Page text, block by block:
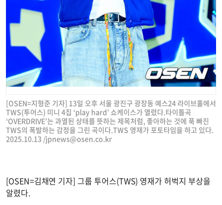
[OSEN=지형준 기자] 13일 오후 서울 광진구 광장동 예스24 라이브홀에서
TWS(투어스) 미니 4집 ‘play hard’ 쇼케이스가 열렸다.타이틀곡
‘OVERDRIVE’는 과열된 상태를 뜻하는 제목처럼, 좋아하는 것에 푹 빠진
TWS의 폭발하는 감정을 그린 곡이다.TWS 영재가 포토타임을 하고 있다.
2025.10.13 /jpnews@osen.co.kr
[OSEN=김채연 기자] 그룹 투어스(TWS) 영재가 허벅지 부상을
알렸다.